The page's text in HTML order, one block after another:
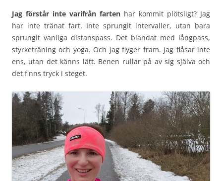
Jag förstår inte varifrån farten har kommit plötsligt? Jag
har inte tränat fart. Inte sprungit intervaller, utan bara
sprungit vanliga distanspass. Det blandat med långpass,
styrketräning och yoga. Och jag flyger fram. Jag flåsar inte
ens, utan det känns lätt. Benen rullar på av sig själva och
det finns tryck i steget.